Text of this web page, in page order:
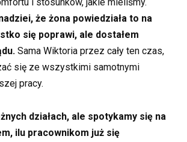
i stosunków, jakie mieliśmy.
że żona powiedziała to na
się poprawi, ale dostałem
Sama Wiktoria przez cały ten czas,
się ze wszystkimi samotnymi
pracy.
działach, ale spotykamy się na
ilu pracownikom już się